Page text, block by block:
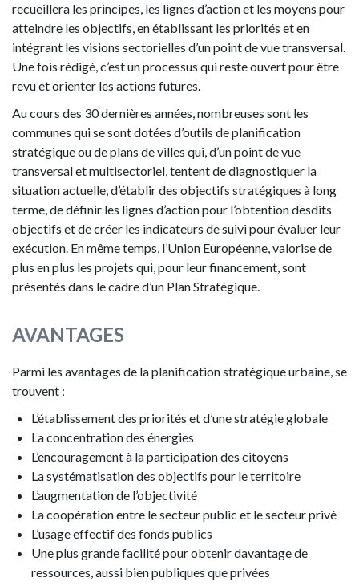
recueillera les principes, les lignes d’action et les moyens pour
atteindre les objectifs, en établissant les priorités et en
intégrant les visions sectorielles d’un point de vue transversal.
Une fois rédigé, c’est un processus qui reste ouvert pour être
revu et orienter les actions futures.
Au cours des 30 dernières années, nombreuses sont les
communes qui se sont dotées d’outils de planification
stratégique ou de plans de villes qui, d’un point de vue
transversal et multisectoriel, tentent de diagnostiquer la
situation actuelle, d’établir des objectifs stratégiques à long
terme, de définir les lignes d’action pour l’obtention desdits
objectifs et de créer les indicateurs de suivi pour évaluer leur
exécution. En même temps, l’Union Européenne, valorise de
plus en plus les projets qui, pour leur financement, sont
présentés dans le cadre d’un Plan Stratégique.
AVANTAGES
Parmi les avantages de la planification stratégique urbaine, se
trouvent :
L’établissement des priorités et d’une stratégie globale
La concentration des énergies
L’encouragement à la participation des citoyens
La systématisation des objectifs pour le territoire
L’augmentation de l’objectivité
La coopération entre le secteur public et le secteur privé
L’usage effectif des fonds publics
Une plus grande facilité pour obtenir davantage de
ressources, aussi bien publiques que privées